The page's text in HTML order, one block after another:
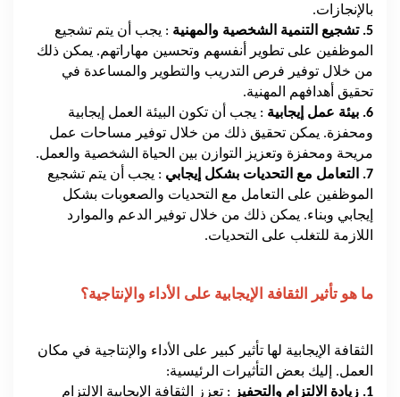
بالإنجازات.
5. تشجيع التنمية الشخصية والمهنية
: يجب أن يتم تشجيع
الموظفين على تطوير أنفسهم وتحسين مهاراتهم. يمكن ذلك
من خلال توفير فرص التدريب والتطوير والمساعدة في
تحقيق أهدافهم المهنية.
6. بيئة عمل إيجابية
: يجب أن تكون البيئة العمل إيجابية
ومحفزة. يمكن تحقيق ذلك من خلال توفير مساحات عمل
مريحة ومحفزة وتعزيز التوازن بين الحياة الشخصية والعمل.
7. التعامل مع التحديات بشكل إيجابي
: يجب أن يتم تشجيع
الموظفين على التعامل مع التحديات والصعوبات بشكل
إيجابي وبناء. يمكن ذلك من خلال توفير الدعم والموارد
اللازمة للتغلب على التحديات.
ما هو تأثير الثقافة الإيجابية على الأداء والإنتاجية؟
الثقافة الإيجابية لها تأثير كبير على الأداء والإنتاجية في مكان
العمل. إليك بعض التأثيرات الرئيسية:
1. زيادة الالتزام والتحفيز
: تعزز الثقافة الإيجابية الالتزام